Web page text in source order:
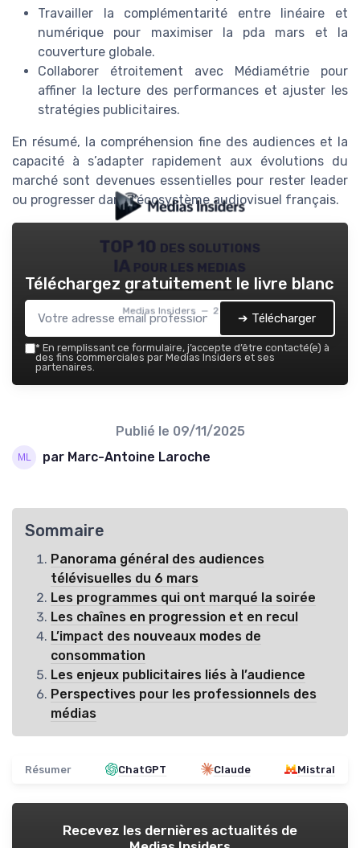
Travailler la complémentarité entre linéaire et
numérique pour maximiser la pda mars et la
couverture globale.
Collaborer étroitement avec Médiamétrie pour
affiner la lecture des performances et ajuster les
stratégies publicitaires.
En résumé, la compréhension fine des audiences et la
capacité à s’adapter rapidement aux évolutions du
marché sont devenues essentielles pour rester leader
ou progresser dans l’écosystème audiovisuel français.
TOP 10 des solutions
IA pour les medias
Medias Insiders — 2026
Téléchargez gratuitement le livre blanc
➔ Télécharger
* En remplissant ce formulaire, j’accepte d’être contacté(e) à
des fins commerciales par Medias Insiders et ses
partenaires.
Publié le 09/11/2025
par Marc-Antoine Laroche
Sommaire
Panorama général des audiences
télévisuelles du 6 mars
Les programmes qui ont marqué la soirée
Les chaînes en progression et en recul
L’impact des nouveaux modes de
consommation
Les enjeux publicitaires liés à l’audience
Perspectives pour les professionnels des
médias
Résumer ChatGPT Claude Mistral
Recevez les dernières actualités de